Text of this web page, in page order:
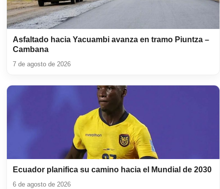
Asfaltado hacia Yacuambi avanza en tramo Piuntza –
Cambana
7 de agosto de 2026
Ecuador planifica su camino hacia el Mundial de 2030
6 de agosto de 2026